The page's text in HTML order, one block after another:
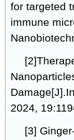
for targeted
immune
2024,
[3]